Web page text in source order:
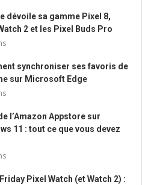
dévoile sa gamme Pixel 8,
2 et les Pixel Buds Pro
synchroniser ses favoris de
sur Microsoft Edge
l’Amazon Appstore sur
11 : tout ce que vous devez
Pixel Watch (et Watch 2) :